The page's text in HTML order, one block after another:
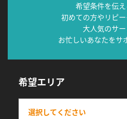
希望条件を伝え
初めての方やリピ
大人気のサー
お忙しいあなたをサ
希望エリア